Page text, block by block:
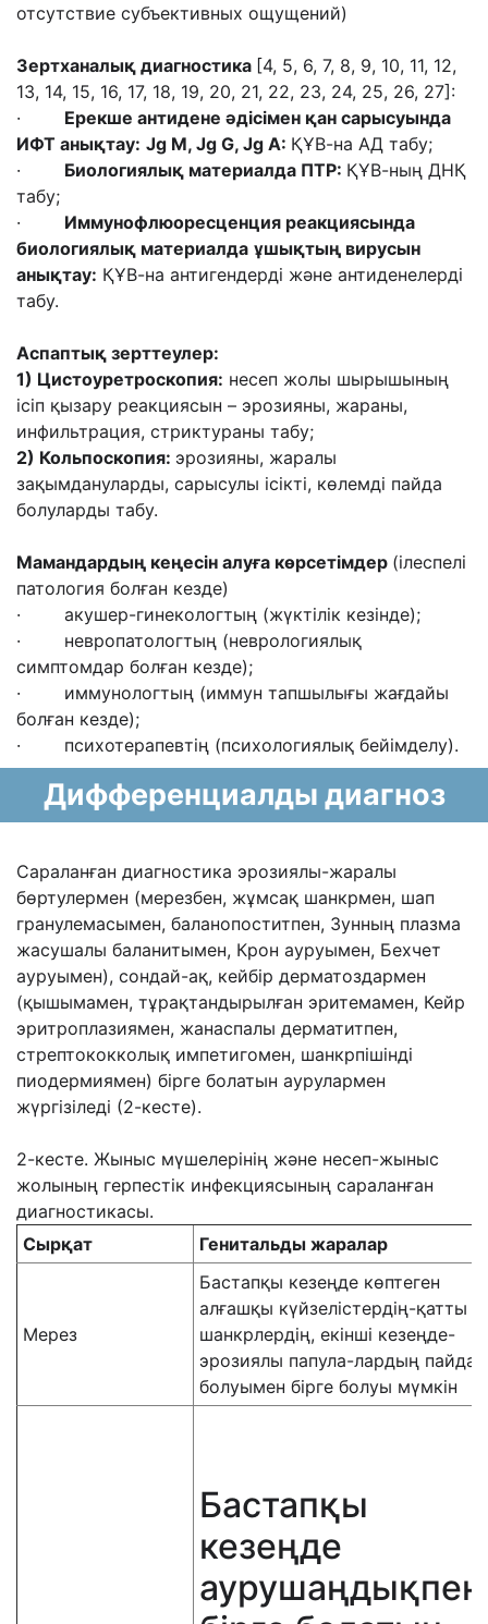
отсутствие субъективных ощущений)
Зертханалық диагностика [4, 5, 6, 7, 8, 9, 10, 11, 12,
13, 14, 15, 16, 17, 18, 19, 20, 21, 22, 23, 24, 25, 26, 27]:
· Ерекше антидене әдісімен қан сарысуында
ИФТ анықтау: Jg M, Jg G, Jg А: ҚҰВ-на АД табу;
· Биологиялық материалда ПТР: ҚҰВ-ның ДНҚ
табу;
· Иммунофлюоресценция реакциясында
биологиялық материалда ұшықтың вирусын
анықтау: ҚҰВ-на антигендерді және антиденелерді
табу.
Аспаптық зерттеулер:
1) Цистоуретроскопия: несеп жолы шырышының
ісіп қызару реакциясын – эрозияны, жараны,
инфильтрация, стриктураны табу;
2) Кольпоскопия: эрозияны, жаралы
зақымдануларды, сарысулы ісікті, көлемді пайда
болуларды табу.
Мамандардың кеңесін алуға көрсетімдер (ілеспелі
патология болған кезде)
· акушер-гинекологтың (жүктілік кезінде);
· невропатологтың (неврологиялық
симптомдар болған кезде);
· иммунологтың (иммун тапшылығы жағдайы
болған кезде);
· психотерапевтің (психологиялық бейімделу).
Дифференциалды диагноз
Сараланған диагностика эрозиялы-жаралы
бөртулермен (мерезбен, жұмсақ шанкрмен, шап
гранулемасымен, баланопоститпен, Зунның плазма
жасушалы баланитымен, Крон ауруымен, Бехчет
ауруымен), сондай-ақ, кейбір дерматоздармен
(қышымамен, тұрақтандырылған эритемамен, Кейр
эритроплазиямен, жанаспалы дерматитпен,
стрептококколық импетигомен, шанкрпішінді
пиодермиямен) бірге болатын аурулармен
жүргізіледі (2-кесте).
2-кесте. Жыныс мүшелерінің және несеп-жыныс
жолының герпестік инфекциясының сараланған
диагностикасы.
Сырқат
Генитальды жаралар
Мерез
Бастапқы кезеңде көптеген
алғашқы күйзелістердің-қатты
шанкрлердің, екінші кезеңде-
эрозиялы папула-лардың пайда
болуымен бірге болуы мүмкін
Бастапқы
кезеңде
аурушаңдықпен